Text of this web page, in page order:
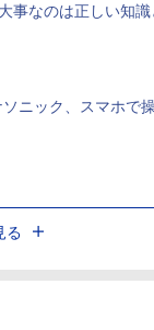
大事なのは正しい知
ソニック、スマホで
る